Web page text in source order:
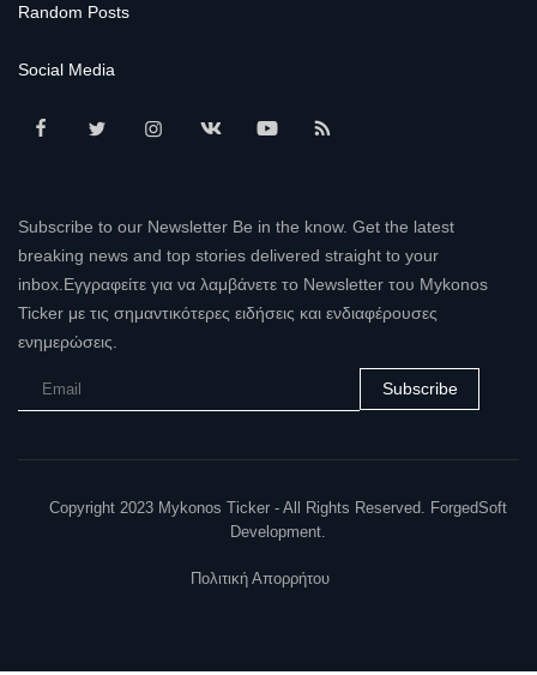
Random Posts
Social Media
Subscribe to our Newsletter Be in the know. Get the latest
breaking news and top stories delivered straight to your
inbox.Εγγραφείτε για να λαμβάνετε το Newsletter του Mykonos
Ticker με τις σημαντικότερες ειδήσεις και ενδιαφέρουσες
ενημερώσεις.
Subscribe
Copyright 2023 Mykonos Ticker - All Rights Reserved. ForgedSoft
Development.
Πολιτική Απορρήτου